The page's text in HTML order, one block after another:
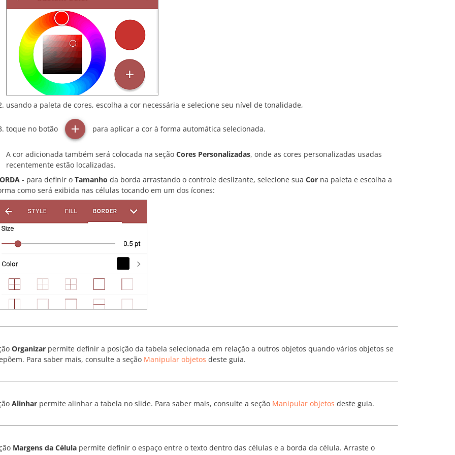
usando a paleta de cores, escolha a cor necessária e selecione seu nível de tonalidade,
toque no botão para aplicar a cor à forma automática selecionada.
A cor adicionada também será colocada na seção Cores Personalizadas, onde as cores personalizadas usadas
recentemente estão localizadas.
- para definir o Tamanho da borda arrastando o controle deslizante, selecione sua Cor na paleta e escolha a
como será exibida nas células tocando em um dos ícones:
Organizar permite definir a posição da tabela selecionada em relação a outros objetos quando vários objetos se
Para saber mais, consulte a seção Manipular objetos deste guia.
Alinhar permite alinhar a tabela no slide. Para saber mais, consulte a seção Manipular objetos deste guia.
Margens da Célula permite definir o espaço entre o texto dentro das células e a borda da célula. Arraste o